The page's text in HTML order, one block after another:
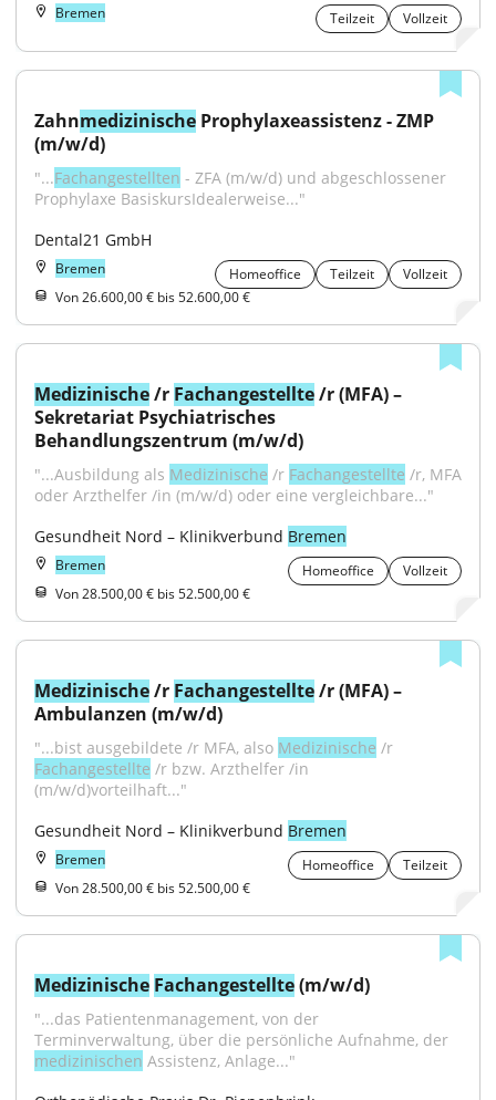
Bremen Teilzeit Vollzeit
Zahnmedizinische Prophylaxeassistenz - ZMP
(m/w/d)
"...Fachangestellten - ZFA (m/w/d) und abgeschlossener
Prophylaxe BasiskursIdealerweise..."
Dental21 GmbH
Bremen Homeoffice Teilzeit
Vollzeit
Von 26.600,00 € bis 52.600,00 €
Medizinische /r Fachangestellte /r (MFA) –
Sekretariat Psychiatrisches
Behandlungszentrum (m/w/d)
"...Ausbildung als Medizinische /r Fachangestellte /r, MFA
oder Arzthelfer /in (m/w/d) oder eine vergleichbare..."
Gesundheit Nord – Klinikverbund Bremen
Bremen Homeoffice
Vollzeit
Von 28.500,00 € bis 52.500,00 €
Medizinische /r Fachangestellte /r (MFA) –
Ambulanzen (m/w/d)
"...bist ausgebildete /r MFA, also Medizinische
Fachangestellte /r bzw. Arzthelfer /in
(m/w/d)vorteilhaft..."
Gesundheit Nord – Klinikverbund Bremen
Bremen Homeoffice
Teilzeit
Von 28.500,00 € bis 52.500,00 €
Medizinische Fachangestellte (m/w/d)
"...das Patientenmanagement, von der
medizinischen Assistenz, Anlage..."